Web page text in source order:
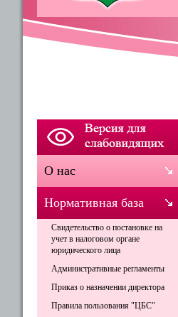
О нас
Нормативная база
Свидетельство о постановке на
учет в налоговом органе
юридического лица
Административные регламенты
Приказ о назначении директора
Правила пользования "ЦБС"